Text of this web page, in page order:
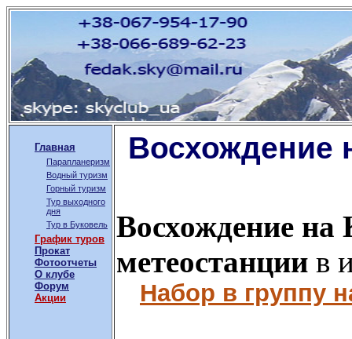
Главная
Парапланеризм
Водный туризм
Горный туризм
Тур выходного
дня
Тур в Буковель
График туров
Прокат
Фотоотчеты
О клубе
Форум
Акции
Восхождение
Восхождение на
метеостанции в
Набор в группу